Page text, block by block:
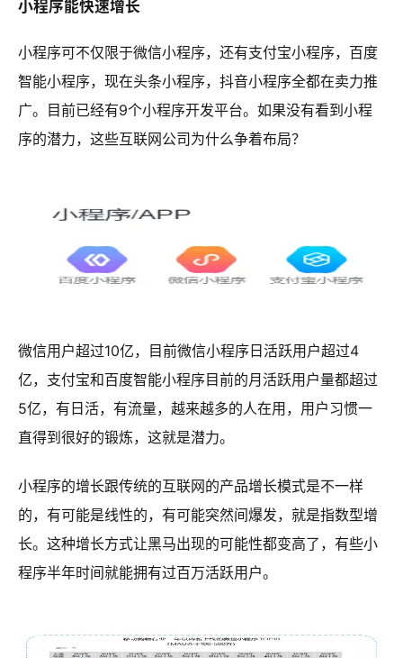
小程序能快速增长
小程序可不仅限于微信小程序，还有支付宝小程序，百度
智能小程序，现在头条小程序，抖音小程序全都在卖力推
广。目前已经有9个小程序开发平台。如果没有看到小程
序的潜力，这些互联网公司为什么争着布局？
微信用户超过10亿，目前微信小程序日活跃用户超过4
亿，支付宝和百度智能小程序目前的月活跃用户量都超过
5亿，有日活，有流量，越来越多的人在用，用户习惯一
直得到很好的锻炼，这就是潜力。
小程序的增长跟传统的互联网的产品增长模式是不一样
的，有可能是线性的，有可能突然间爆发，就是指数型增
长。这种增长方式让黑马出现的可能性都变高了，有些小
程序半年时间就能拥有过百万活跃用户。